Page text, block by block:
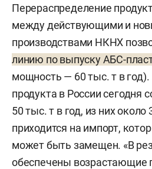
полимерам. В
теплоизоляции домов,
звукопоглощающих
панелей, а также при
В сельском хозяйстве — для
медицине — для
Петри и систем
промышленность
производстве одноразовой
Перераспределение
между действующими и
производствами НКНХ
линию по выпуску АБС-
мощность — 60 тыс. т в год).
продукта в России сегодня
50 тыс. т в год, из них около
приходится на импорт,
может быть замещен. «В
обеспечены возрастающие